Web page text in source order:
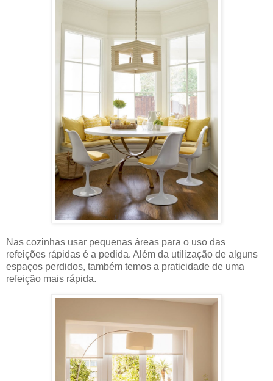
Nas cozinhas usar pequenas áreas para o uso das
refeições rápidas é a pedida. Além da utilização de alguns
espaços perdidos, também temos a praticidade de uma
refeição mais rápida.